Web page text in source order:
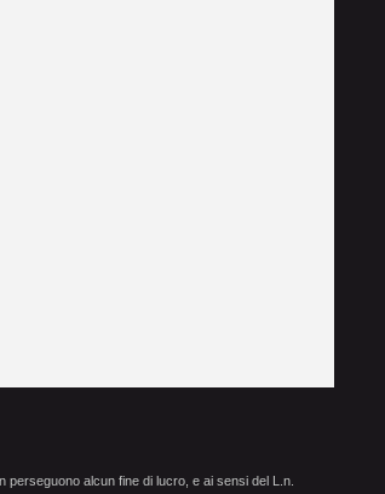
alcun fine di lucro, e ai sensi del L.n.